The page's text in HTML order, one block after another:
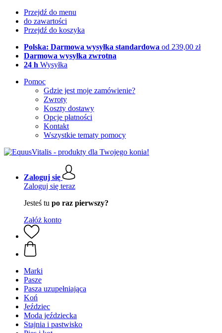
Przejdź do menu
do zawartości
Przejdź do koszyka
Polska: Darmowa wysyłka standardowa od 239,00 zł
Darmowa wysyłka zwrotna
24 h Wysyłka
Pomoc
Gdzie jest moje zamówienie?
Zwroty
Koszty dostawy
Opcje płatności
Kontakt
Wszystkie tematy pomocy
Zaloguj się
Zaloguj się teraz
Jesteś tu po raz pierwszy?
Załóż konto
Marki
Pasze
Pasza uzupełniająca
Koń
Jeździec
Moda jeździecka
Stajnia i pastwisko